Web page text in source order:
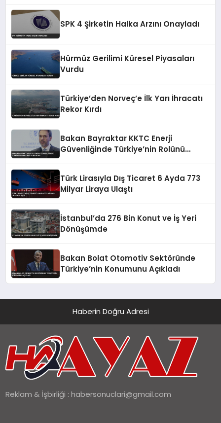
SPK 4 Şirketin Halka Arzını Onayladı
Hürmüz Gerilimi Küresel Piyasaları
Vurdu
Türkiye’den Norveç’e İlk Yarı İhracatı
Rekor Kırdı
Bakan Bayraktar KKTC Enerji
Güvenliğinde Türkiye’nin Rolünü
Türk Lirasıyla Dış Ticaret 6 Ayda 773
Milyar Liraya Ulaştı
İstanbul’da 276 Bin Konut ve İş Yeri
Dönüşümde
Bakan Bolat Otomotiv Sektöründe
Türkiye’nin Konumunu Açıkladı
Haberin Doğru Adresi
Reklam & İşbirliği :habersonuclari@gmail.com